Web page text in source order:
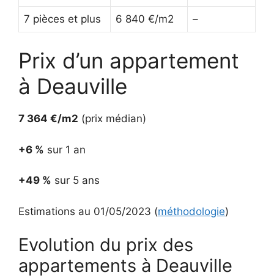
7 pièces et plus 6 840 €/m2 –
Prix d’un appartement
à Deauville
7 364 €/m2 (prix médian)
+6 % sur 1 an
+49 % sur 5 ans
Estimations au 01/05/2023 (méthodologie)
Evolution du prix des
appartements à Deauville